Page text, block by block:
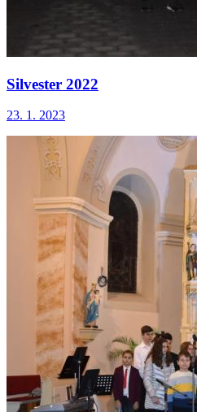
Silvester 2022
23. 1. 2023